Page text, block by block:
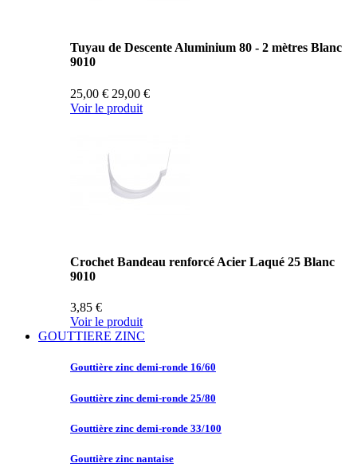
Tuyau de Descente Aluminium 80 - 2 mètres Blanc
9010
25,00 € 29,00 €
Voir le produit
Crochet Bandeau renforcé Acier Laqué 25 Blanc
9010
3,85 €
Voir le produit
GOUTTIERE ZINC
Gouttière zinc demi-ronde 16/60
Gouttière zinc demi-ronde 25/80
Gouttière zinc demi-ronde 33/100
Gouttière zinc nantaise